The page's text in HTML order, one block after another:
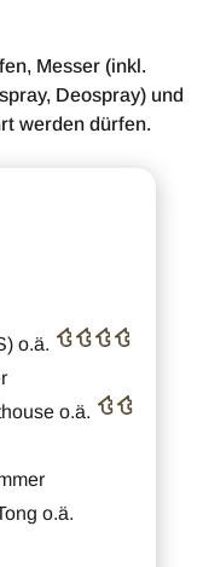
Messer (inkl.
Deospray) und
werden dürfen.
o.ä.
o.ä.
o.ä.